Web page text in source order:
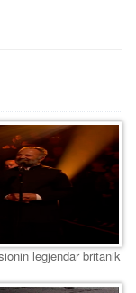
legjendar britanik